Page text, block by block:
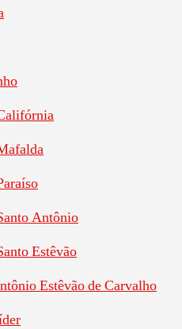
Antônio
Estêvão
Estêvão de Carvalho